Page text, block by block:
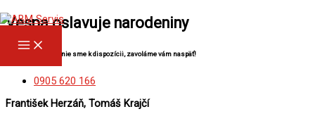
naMAIN
MENU
Vespa oslavuje narodeniny
Zavolajte nám, ak nie sme k dispozícii, zavoláme vám naspäť!
0905 620 166
František Herzáň, Tomáš Krajčí
sem...
mail*